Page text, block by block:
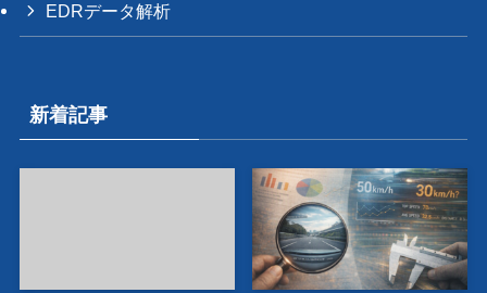
EDRデータ解析
新着記事